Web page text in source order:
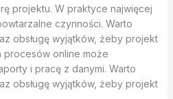
projektu. W praktyce najwięcej
czynności. Warto
obsługę wyjątków, żeby projekt
procesów online może
i pracę z danymi. Warto
obsługę wyjątków, żeby projekt